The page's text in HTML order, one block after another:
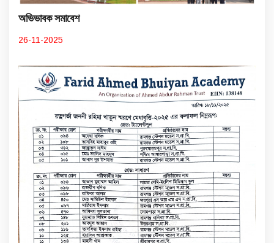
অভিভাবক সমাবেশ
26-11-2025